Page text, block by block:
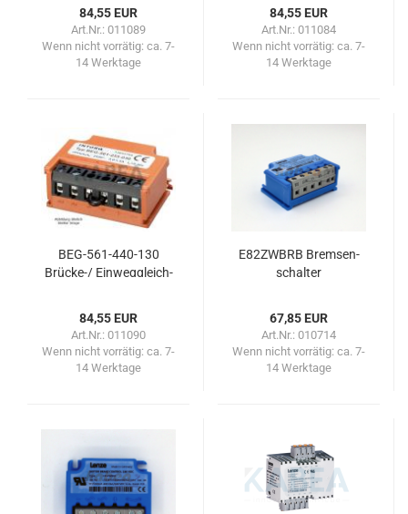
84,55 EUR
Art.Nr.: 011089
Wenn nicht vorrätig: ca. 7-
14 Werktage
84,55 EUR
Art.Nr.: 011084
Wenn nicht vorrätig: ca. 7-
14 Werktage
BEG-​561-​440-130
Brücke-​​/ Ein­weg­gleich­
84,55 EUR
Art.Nr.: 011090
Wenn nicht vorrätig: ca. 7-
14 Werktage
E82ZWBRB Brem­sen­
schal­ter
67,85 EUR
Art.Nr.: 010714
Wenn nicht vorrätig: ca. 7-
14 Werktage